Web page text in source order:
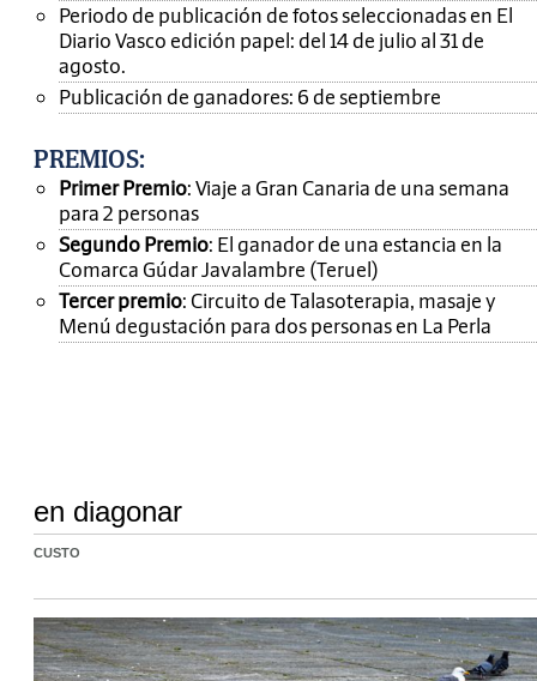
Periodo de publicación de fotos seleccionadas en El
Diario Vasco edición papel: del 14 de julio al 31 de
agosto.
Publicación de ganadores: 6 de septiembre
PREMIOS:
Primer Premio: Viaje a Gran Canaria de una semana
para 2 personas
Segundo Premio: El ganador de una estancia en la
Comarca Gúdar Javalambre (Teruel)
Tercer premio: Circuito de Talasoterapia, masaje y
Menú degustación para dos personas en La Perla
en diagonar
CUSTO